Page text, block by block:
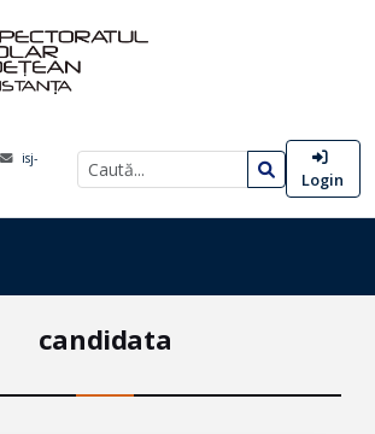
isj-
Login
candidata